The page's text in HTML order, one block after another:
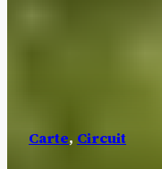
Carte, Circuit